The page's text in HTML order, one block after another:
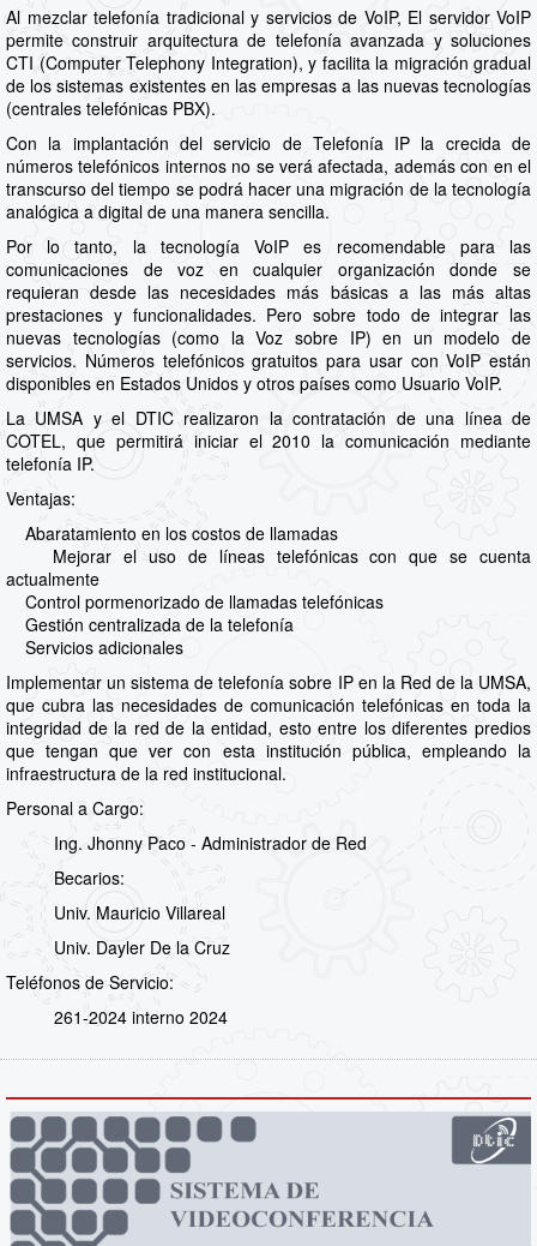
Al mezclar telefonía tradicional y servicios de VoIP, El servidor VoIP
permite construir arquitectura de telefonía avanzada y soluciones
CTI (Computer Telephony Integration), y facilita la migración gradual
de los sistemas existentes en las empresas a las nuevas tecnologías
(centrales telefónicas PBX).
Con la implantación del servicio de Telefonía IP la crecida de
números telefónicos internos no se verá afectada, además con en el
transcurso del tiempo se podrá hacer una migración de la tecnología
analógica a digital de una manera sencilla.
Por lo tanto, la tecnología VoIP es recomendable para las
comunicaciones de voz en cualquier organización donde se
requieran desde las necesidades más básicas a las más altas
prestaciones y funcionalidades. Pero sobre todo de integrar las
nuevas tecnologías (como la Voz sobre IP) en un modelo de
servicios. Números telefónicos gratuitos para usar con VoIP están
disponibles en Estados Unidos y otros países como Usuario VoIP.
La UMSA y el DTIC realizaron la contratación de una línea de
COTEL, que permitirá iniciar el 2010 la comunicación mediante
telefonía IP.
Ventajas:
Abaratamiento en los costos de llamadas
Mejorar el uso de líneas telefónicas con que se cuenta
actualmente
Control pormenorizado de llamadas telefónicas
Gestión centralizada de la telefonía
Servicios adicionales
Implementar un sistema de telefonía sobre IP en la Red de la UMSA,
que cubra las necesidades de comunicación telefónicas en toda la
integridad de la red de la entidad, esto entre los diferentes predios
que tengan que ver con esta institución pública, empleando la
infraestructura de la red institucional.
Personal a Cargo:
Ing. Jhonny Paco - Administrador de Red
Becarios:
Univ. Mauricio Villareal
Univ. Dayler De la Cruz
Teléfonos de Servicio:
261-2024 interno 2024